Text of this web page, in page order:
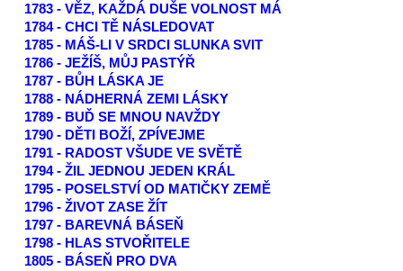
1783 - VĚZ, KAŽDÁ DUŠE VOLNOST MÁ
1784 - CHCI TĚ NÁSLEDOVAT
1785 - MÁŠ-LI V SRDCI SLUNKA SVIT
1786 - JEŽÍŠ, MŮJ PASTÝŘ
1787 - BŮH LÁSKA JE
1788 - NÁDHERNÁ ZEMI LÁSKY
1789 - BUĎ SE MNOU NAVŽDY
1790 - DĚTI BOŽÍ, ZPÍVEJME
1791 - RADOST VŠUDE VE SVĚTĚ
1794 - ŽIL JEDNOU JEDEN KRÁL
1795 - POSELSTVÍ OD MATIČKY ZEMĚ
1796 - ŽIVOT ZASE ŽÍT
1797 - BAREVNÁ BÁSEŇ
1798 - HLAS STVOŘITELE
1805 - BÁSEŇ PRO DVA